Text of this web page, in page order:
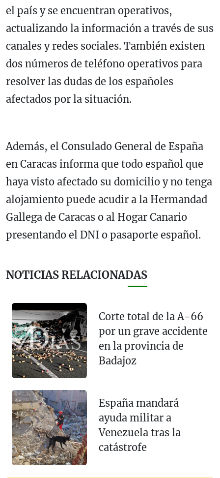
el país y se encuentran operativos,
actualizando la información a través de sus
canales y redes sociales. También existen
dos números de teléfono operativos para
resolver las dudas de los españoles
afectados por la situación.
Además, el Consulado General de España
en Caracas informa que todo español que
haya visto afectado su domicilio y no tenga
alojamiento puede acudir a la Hermandad
Gallega de Caracas o al Hogar Canario
presentando el DNI o pasaporte español.
NOTICIAS RELACIONADAS
Corte total de la A-66
por un grave accidente
en la provincia de
Badajoz
España mandará
ayuda militar a
Venezuela tras la
catástrofe